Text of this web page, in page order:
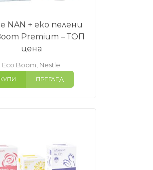
NAN + еко пелени
Premium – ТОП
цена
Eco Boom Nestle
КУПИ ПРЕГЛЕД